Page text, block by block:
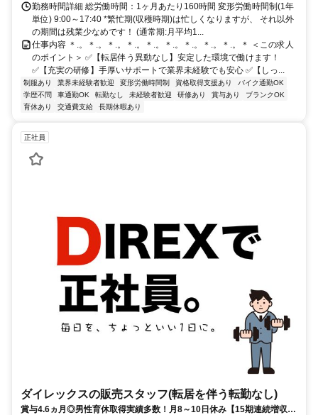
勤務時間詳細 総労働時間：1ヶ月あたり160時間 変形労働時間制(1年
単位) 9:00～17:40 *繁忙期(収穫時期)は忙しくなりますが、 それ以外
の期間は残業少なめです！ (通常期:月平均1...
仕事内容 ＊.。＊.。＊.。＊.。＊.。＊.。＊.。＊.。＊.。＊ ＜この求人
のポイント＞ ✅【転居伴う異動なし】安定した環境で働けます！
✅【充実の研修】手厚いサポートで業界未経験でも安心 ✅【しっ...
制服あり 業界未経験者歓迎 変形労働時間制 資格取得支援あり
バイク通勤OK
学歴不問
車通勤OK 転勤なし 未経験者歓迎 研修あり 賞与あり
ブランクOK
育休あり
交通費支給 長期休暇あり
正社員
ダイレックスの販売スタッフ(転居を伴う転勤なし)
賞与4.6ヵ月◎男性育休取得実績多数！月8～10日休み【15期連続増収・